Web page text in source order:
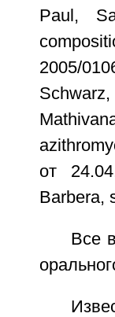
Paul,
2005/
от
Barbera,
Все